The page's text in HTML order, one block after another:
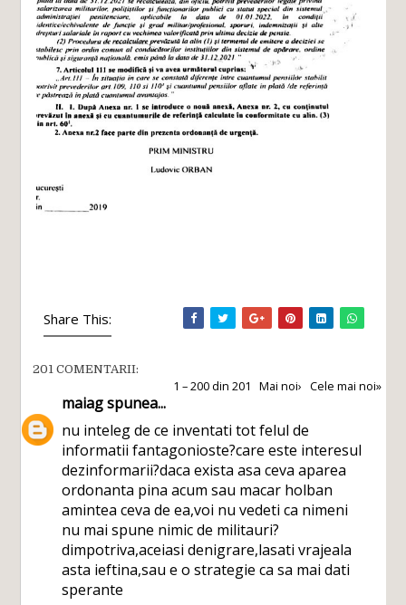
Share This:
201 COMENTARII:
1 – 200 din 201 Mai noi› Cele mai noi»
maiagspunea...
nu inteleg de ce inventati tot felul de
informatii fantagonioste?care este interesul
dezinformarii?daca exista asa ceva aparea
ordonanta pina acum sau macar holban
amintea ceva de ea,voi nu vedeti ca nimeni
nu mai spune nimic de militauri?
dimpotriva,aceiasi denigrare,lasati vrajeala
asta ieftina,sau e o strategie ca sa mai dati
sperante